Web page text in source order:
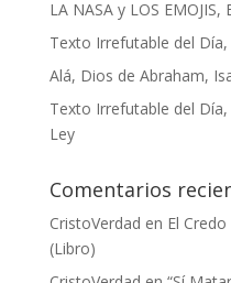
LA NASA y LOS
Texto Irrefutable del Día,
Alá, Dios de Abraham,
Texto Irrefutable del
Ley
Comentarios
CristoVerdad en El
(Libro)